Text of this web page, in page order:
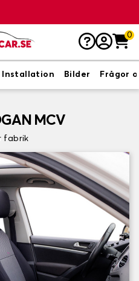
0
Installation Bilder Frågor
MCV
fabrik